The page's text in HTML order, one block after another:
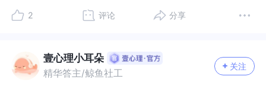
过这些词语，日常使用也没有什么错，但是写是从
一个声音转化为文字，是需要时间的，如果的确没
的孩子不知道，那就另当别论了。第二问题，主要
是了解孩子听的部分足够吗？如果家庭中跟孩子对
些词语，日常使用也没有什么错，但是写是从一个
声音转化为文字，是需要时间的，如果的确没有写
子不知道，那就另当别论了。第二问题，主要是了
解孩子听的部分足够吗？如果家庭中跟孩子对话比
中一个影响因素。从感统失调的角度来看，特别是
音字，可能与以下方面有关：1、视觉辨别能力较
弱。表现为难以快速、准确地分辨字形之间的细微
响因素。从感统失调的角度来看，特别是视知觉功
能与以下方面有关：1、视觉辨别能力较弱。表现为
难以快速、准确地分辨字形之间的细微差别。比
2 评论 分享
壹心理小耳朵
精华答主/鲸鱼社工
关注